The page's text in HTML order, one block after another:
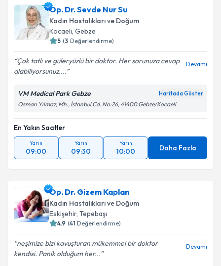
Op. Dr. Sevde Nur Su
Kadın Hastalıkları ve Doğum
Kocaeli, Gebze
5 (3 Değerlendirme)
Çok tatlı ve güleryüzlü bir doktor. Her sorunuza cevap
alabiliyorsunuz....
Devamı
VM Medical Park Gebze Haritada Göster
Osman Yılmaz, Mh., İstanbul Cd. No:26, 41400 Gebze/Kocaeli
En Yakın Saatler
Yarın
09:00
Yarın
09:30
Yarın
10:00 Daha Fazla
Op. Dr. Gizem Kaplan
Kadın Hastalıkları ve Doğum
Eskişehir, Tepebaşı
4.9 (41 Değerlendirme)
neşimize bizi kavuşturan mükemmel bir doktor
kendisi. Panik olduğum her...
Devamı